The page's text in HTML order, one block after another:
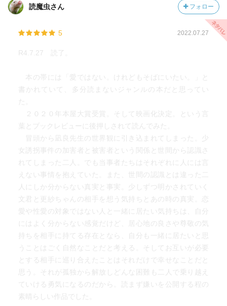
読魔虫さん フォロー
5 2022.07.27
R4.7.27 読了。
本の帯には「愛ではない。けれどもそばにいたい。」と
書かれていて、多分読まないジャンルの本だと思ってい
た。
２０２０年本屋大賞受賞。そして映画化決定。という言
葉とブックレビューに後押しされて読んでみた。
冒頭から凪良先生の世界観に引き込まれてしまった。少
女誘拐事件の加害者と被害者という関係と世間から認識さ
れてしまった二人。でも当事者たちはそれぞれに人には言
えない事情を抱えていた。また、世間の認識とは違った二
人にしか分からない真実と事実。少しずつ明かされていく
文君と更紗ちゃんの相手を想う気持ちとあの時の真実。恋
愛や性愛の対象ではない人と一緒に居たい気持ちは、自分
にはよく分からない感覚だけど、居心地の良さや尊敬の気
持ちを相手に持てる存在となら、自分も一緒に居たいと思
うことはごく自然なことだと考える。そしてお互いが必要
とする相手に巡り合えたことはそれだけで幸せなことだと
思う。それが孤独から解放しどんな困難も二人で乗り越え
ていける勇気になるのだから。読まず嫌いを公開する程の
素晴らしい作品でした。